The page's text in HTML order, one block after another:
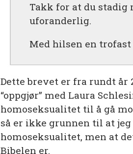
Takk for at du stadig
uforanderlig.
Med hilsen en
Dette brevet er fra rundt år
“oppgjør” med Laura
homoseksualitet til å gå
så er ikke grunnen til at
homoseksualitet, men at
Bibelen er.